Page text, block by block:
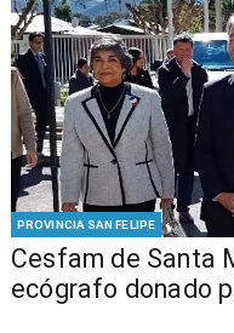
PROVINCIA SAN FELIPE
Cesfam de Santa
ecógrafo donado